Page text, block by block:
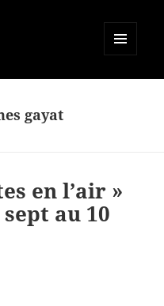
gayat
en l’air »
au 10